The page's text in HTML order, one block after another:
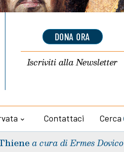
DONA ORA
Iscriviti allaNewsletter
Contattaci Cerca
a cura di Ermes Dovico